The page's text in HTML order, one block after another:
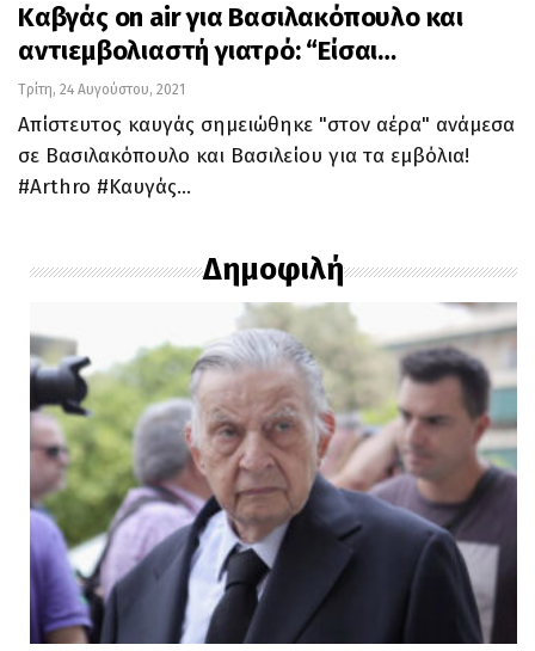
Καβγάς on air για Βασιλακόπουλο και
αντιεμβολιαστή γιατρό: “Είσαι…
Τρίτη, 24 Αυγούστου, 2021
Απίστευτος καυγάς σημειώθηκε "στον αέρα" ανάμεσα
σε Βασιλακόπουλο και Βασιλείου για τα εμβόλια!
#Arthro #Καυγάς…
Δημοφιλή